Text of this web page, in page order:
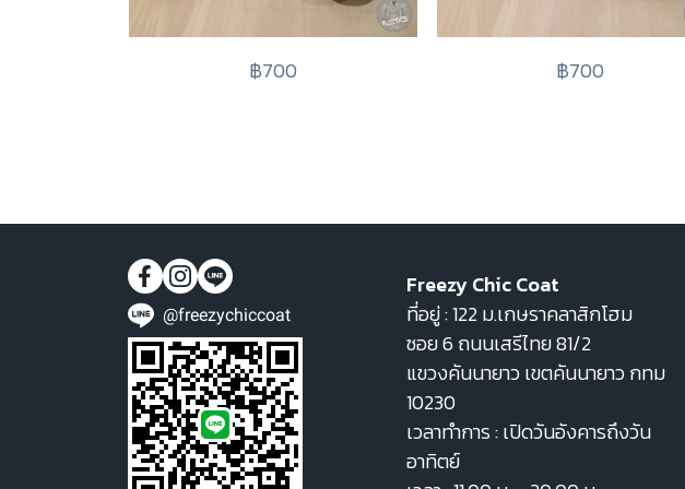
฿700
฿700
@freezychiccoat
Freezy Chic Coat
ที่อยู่ : 122 ม.เกษราคลาสิกโฮม
ซอย 6 ถนนเสรีไทย 81/2
แขวงคันนายาว เขตคันนายาว กทม
10230
เวลาทำการ : เปิดวันอังคารถึงวัน
อาทิตย์